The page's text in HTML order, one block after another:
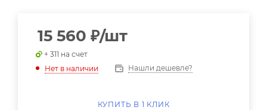
15 560 ₽/шт
+ 311 на счет
Нет в наличии
Нашли дешевле?
КУПИТЬ В 1 КЛИК